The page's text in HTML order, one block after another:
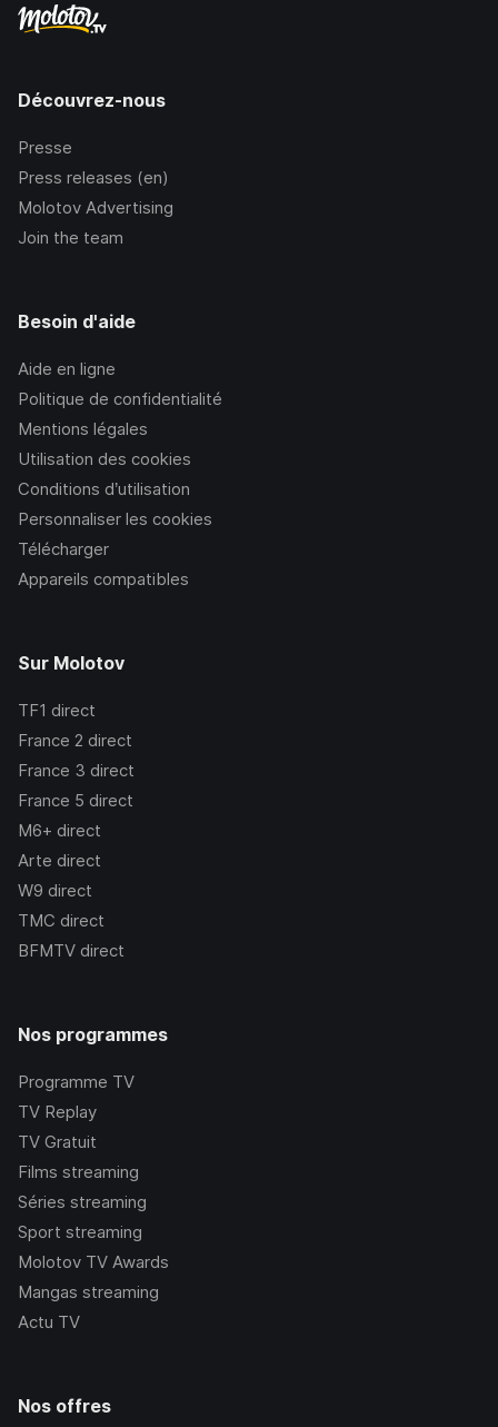
Découvrez-nous
Presse
Press releases (en)
Molotov Advertising
Join the team
Besoin d'aide
Aide en ligne
Politique de confidentialité
Mentions légales
Utilisation des cookies
Conditions d’utilisation
Personnaliser les cookies
Télécharger
Appareils compatibles
Sur Molotov
TF1 direct
France 2 direct
France 3 direct
France 5 direct
M6+ direct
Arte direct
W9 direct
TMC direct
BFMTV direct
Nos programmes
Programme TV
TV Replay
TV Gratuit
Films streaming
Séries streaming
Sport streaming
Molotov TV Awards
Mangas streaming
Actu TV
Nos offres